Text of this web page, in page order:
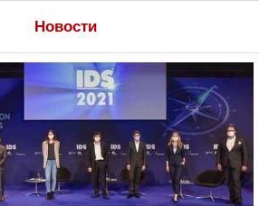
Новости